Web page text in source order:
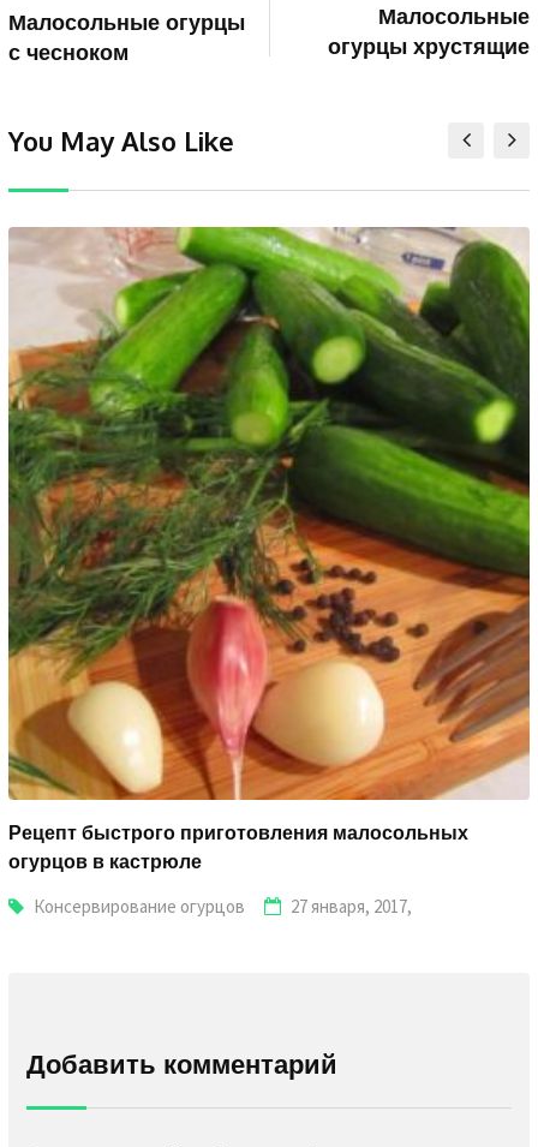
Малосольные огурцы
с чесноком
Малосольные
огурцы хрустящие
You May Also Like
Рецепт быстрого приготовления малосольных
огурцов в кастрюле
Консервирование огурцов 27 января, 2017,
Добавить комментарий